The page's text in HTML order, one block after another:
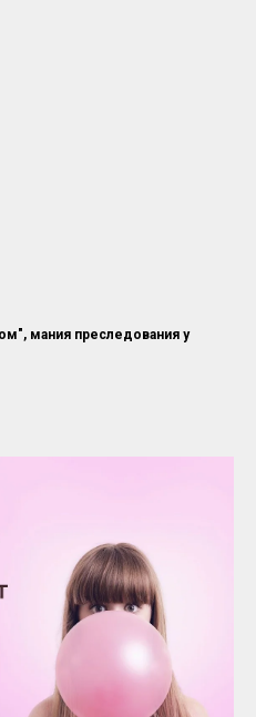
мания преследования у